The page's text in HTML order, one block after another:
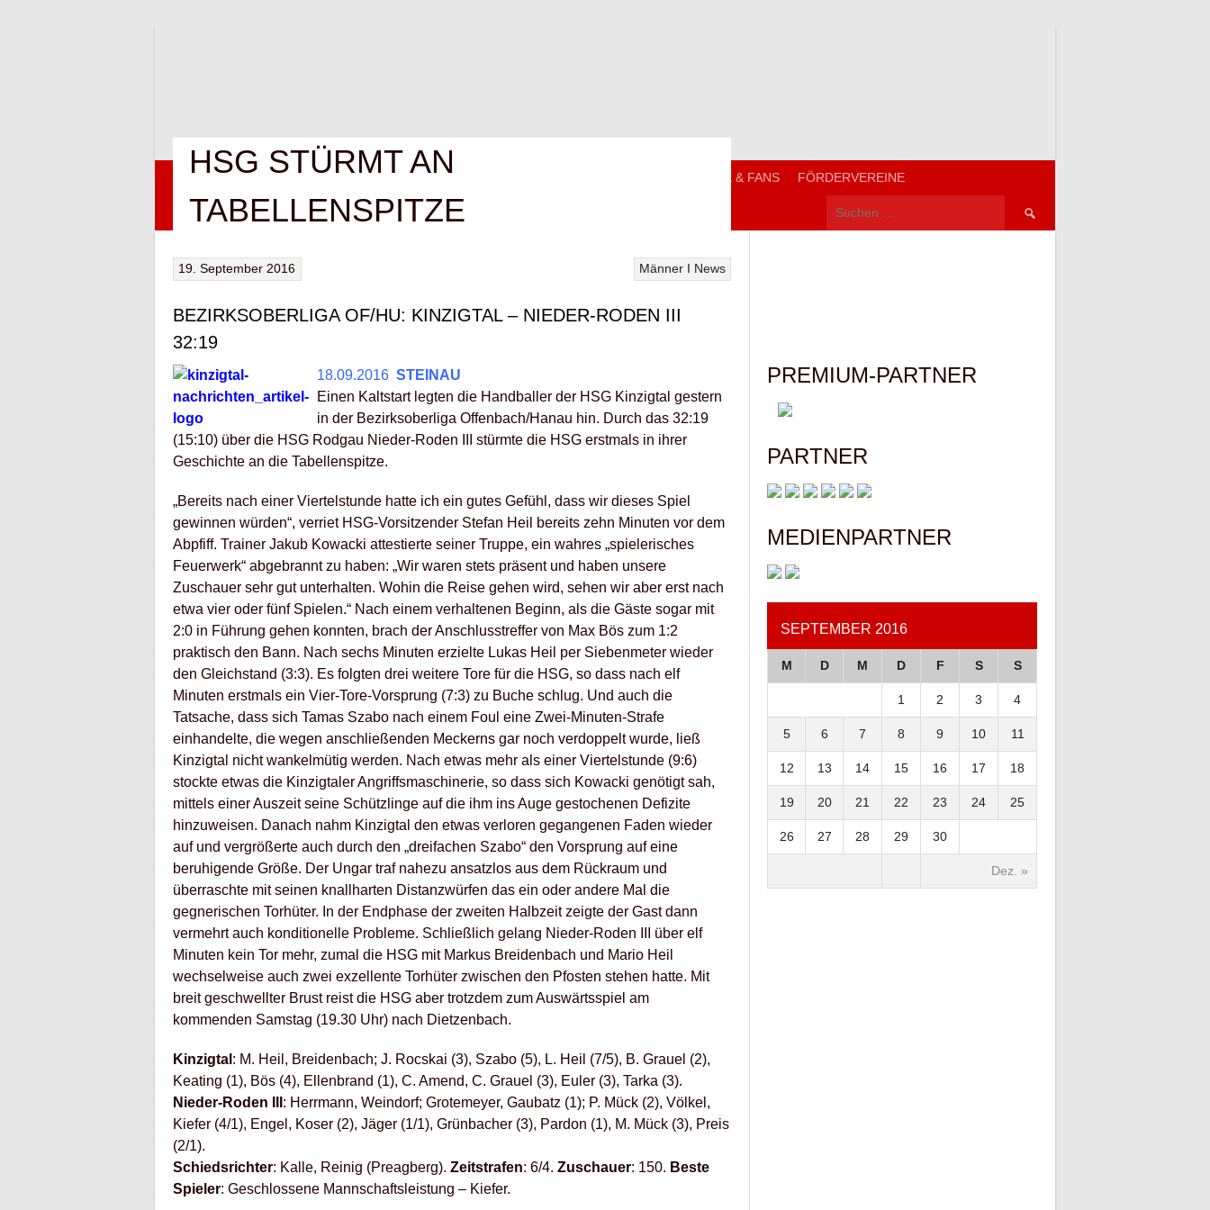
HOME NEWS VEREIN KONTAKT MANNSCHAFTEN SERVICE & FANS FÖRDERVEREINE
Suchen
HSG STÜRMT AN
TABELLENSPITZE
Männer I News
19. September 2016
BEZIRKSOBERLIGA OF/HU: KINZIGTAL – NIEDER-RODEN III
32:19
18.09.2016 STEINAU
Einen Kaltstart legten die Handballer der HSG Kinzigtal gestern
in der Bezirksoberliga Offenbach/Hanau hin. Durch das 32:19
(15:10) über die HSG Rodgau Nieder-Roden III stürmte die HSG erstmals in ihrer
Geschichte an die Tabellenspitze.
„Bereits nach einer Viertelstunde hatte ich ein gutes Gefühl, dass wir dieses Spiel
gewinnen würden“, verriet HSG-Vorsitzender Stefan Heil bereits zehn Minuten vor dem
Abpfiff. Trainer Jakub Kowacki attestierte seiner Truppe, ein wahres „spielerisches
Feuerwerk“ abgebrannt zu haben: „Wir waren stets präsent und haben unsere
Zuschauer sehr gut unterhalten. Wohin die Reise gehen wird, sehen wir aber erst nach
etwa vier oder fünf Spielen.“ Nach einem verhaltenen Beginn, als die Gäste sogar mit
2:0 in Führung gehen konnten, brach der Anschlusstreffer von Max Bös zum 1:2
praktisch den Bann. Nach sechs Minuten erzielte Lukas Heil per Siebenmeter wieder
den Gleichstand (3:3). Es folgten drei weitere Tore für die HSG, so dass nach elf
Minuten erstmals ein Vier-Tore-Vorsprung (7:3) zu Buche schlug. Und auch die
Tatsache, dass sich Tamas Szabo nach einem Foul eine Zwei-Minuten-Strafe
einhandelte, die wegen anschließenden Meckerns gar noch verdoppelt wurde, ließ
Kinzigtal nicht wankelmütig werden. Nach etwas mehr als einer Viertelstunde (9:6)
stockte etwas die Kinzigtaler Angriffsmaschinerie, so dass sich Kowacki genötigt sah,
mittels einer Auszeit seine Schützlinge auf die ihm ins Auge gestochenen Defizite
hinzuweisen. Danach nahm Kinzigtal den etwas verloren gegangenen Faden wieder
auf und vergrößerte auch durch den „dreifachen Szabo“ den Vorsprung auf eine
beruhigende Größe. Der Ungar traf nahezu ansatzlos aus dem Rückraum und
überraschte mit seinen knallharten Distanzwürfen das ein oder andere Mal die
gegnerischen Torhüter. In der Endphase der zweiten Halbzeit zeigte der Gast dann
vermehrt auch konditionelle Probleme. Schließlich gelang Nieder-Roden III über elf
Minuten kein Tor mehr, zumal die HSG mit Markus Breidenbach und Mario Heil
wechselweise auch zwei exzellente Torhüter zwischen den Pfosten stehen hatte. Mit
breit geschwellter Brust reist die HSG aber trotzdem zum Auswärtsspiel am
kommenden Samstag (19.30 Uhr) nach Dietzenbach.
Kinzigtal : M. Heil, Breidenbach; J. Rocskai (3), Szabo (5), L. Heil (7/5), B. Grauel (2),
Keating (1), Bös (4), Ellenbrand (1), C. Amend, C. Grauel (3), Euler (3), Tarka (3).
Nieder-Roden III : Herrmann, Weindorf; Grotemeyer, Gaubatz (1); P. Mück (2), Völkel,
Kiefer (4/1), Engel, Koser (2), Jäger (1/1), Grünbacher (3), Pardon (1), M. Mück (3), Preis
(2/1).
Schiedsrichter: Kalle, Reinig (Preagberg). Zeitstrafen: 6/4. Zuschauer: 150. Beste
Spieler: Geschlossene Mannschaftsleistung – Kiefer.
PREMIUM-PARTNER
PARTNER
MEDIENPARTNER
SEPTEMBER 2016
M D M D F S S
Dez. »
1 2 3 4
5 6 7 8 9 10 11
12 13 14 15 16 17 18
19 20 21 22 23 24 25
26 27 28 29 30